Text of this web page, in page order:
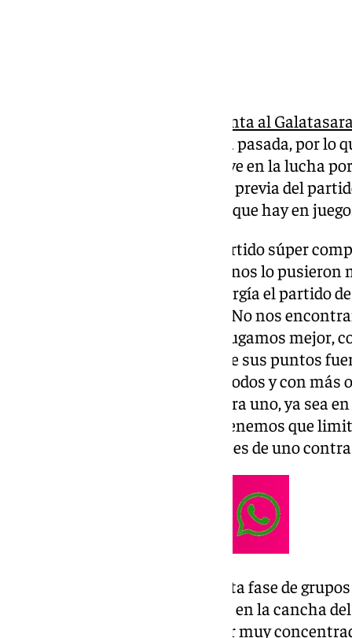
Este martes el Unicaja se enfrenta al
Los turcos vencieron la semana pasada, por lo
20.30 horas se antoja como clave en la lucha
of 16. Yankuba Sima habló en la previa del
afición por la importancia de lo que hay en
Ida del partido: “Hicieron un partido súper
equipo, están bien trabajados y nos lo
tenemos que jugar con más energía el partido
ganar este partido que es clave. No nos
que correr más, que es cuando jugamos
su rebote ofensivo, que es uno de sus puntos
cosas nos sentiremos más cómodos y con más
mucha amenaza en el uno contra uno, ya sea
exteriores. Entonces también tenemos que
ellos y limitar puntos en opciones de uno
Importancia del partido: “En esta fase de
ya perdimos en el partido de allí en la cancha
clave, así que tenemos que estar muy